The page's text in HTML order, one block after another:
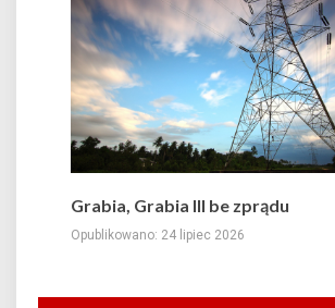
Grabia, Grabia III be zprądu
Opublikowano: 24 lipiec 2026